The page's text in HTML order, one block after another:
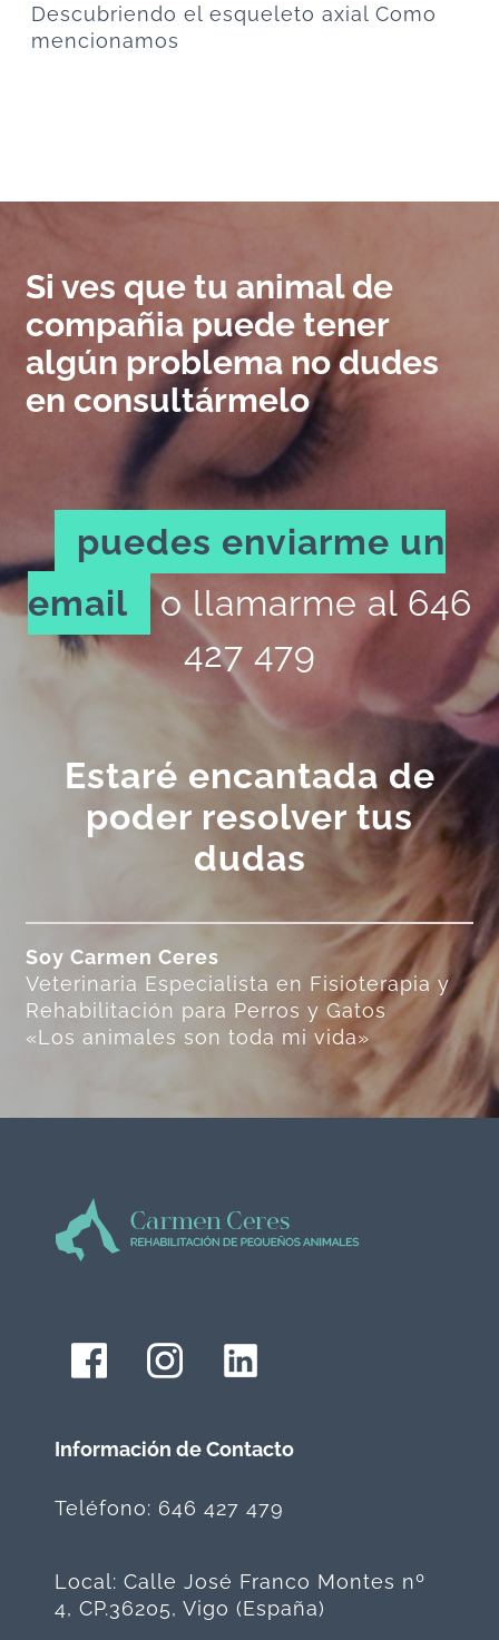
Descubriendo el esqueleto axial Como
mencionamos
Si ves que tu animal de
compañia puede tener
algún problema no dudes
en consultármelo
puedes enviarme un
email
o llamarme al 646
427 479
Estaré encantada de
poder resolver tus
dudas
Soy Carmen Ceres
Veterinaria Especialista en Fisioterapia y
Rehabilitación para Perros y Gatos
«Los animales son toda mi vida»
Información de Contacto
Teléfono: 646 427 479
Local: Calle José Franco Montes nº
4, CP.36205, Vigo (España)